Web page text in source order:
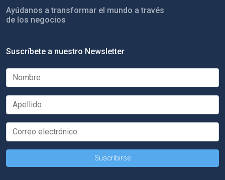
Ayúdanos a transformar el mundo a través
de los negocios
Suscríbete a nuestro Newsletter